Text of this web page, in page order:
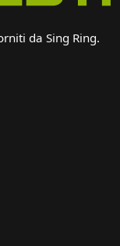
da Sing Ring.